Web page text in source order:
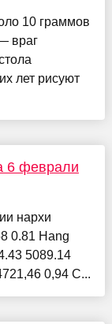
10 граммов
враг
лет рисуют
6 феврали
нархи
0.81 Hang
5089.14
0,94 C...